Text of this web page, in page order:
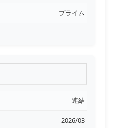
プライム
連結
2026/03